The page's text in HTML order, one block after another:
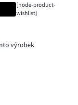
[node-product-
wishlist]
výrobek